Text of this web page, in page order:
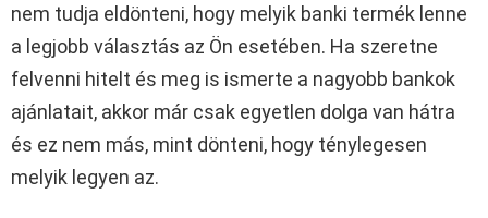
nem tudja eldönteni, hogy melyik banki termék lenne
a legjobb választás az Ön esetében. Ha szeretne
felvenni hitelt és meg is ismerte a nagyobb bankok
ajánlatait, akkor már csak egyetlen dolga van hátra
és ez nem más, mint dönteni, hogy ténylegesen
melyik legyen az.